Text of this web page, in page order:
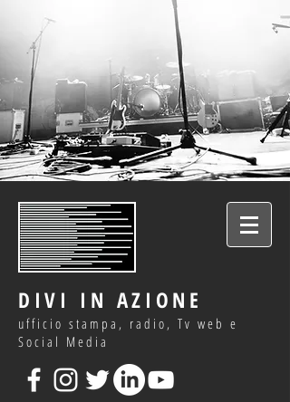
DIVI IN AZIONE
ufficio stampa, radio, Tv web e
Social Media